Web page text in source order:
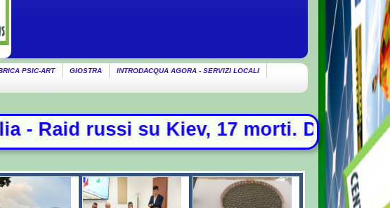
PSIC-ART GIOSTRA
INTRODACQUA AGORA - SERVIZI LOCALI
17 morti. Drone con esplosivo